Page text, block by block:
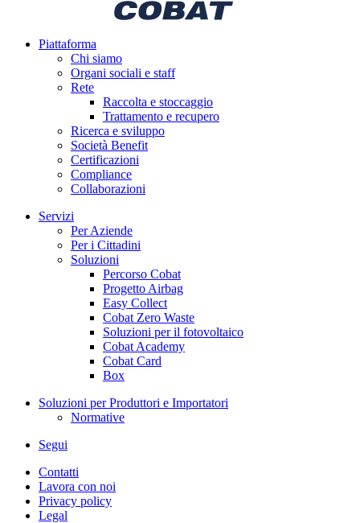
Piattaforma
Chi siamo
Organi sociali e staff
Rete
Raccolta e stoccaggio
Trattamento e recupero
Ricerca e sviluppo
Società Benefit
Certificazioni
Compliance
Collaborazioni
Servizi
Per Aziende
Per i Cittadini
Soluzioni
Percorso Cobat
Progetto Airbag
Easy Collect
Cobat Zero Waste
Soluzioni per il fotovoltaico
Cobat Academy
Cobat Card
Box
Soluzioni per Produttori e Importatori
Normative
Segui
Contatti
Lavora con noi
Privacy policy
Legal